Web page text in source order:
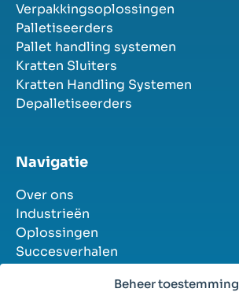
Beheer toestemming
Verpakkingsoplossingen
Palletiseerders
Pallet handling systemen
Kratten Sluiters
Kratten Handling Systemen
Depalletiseerders
Navigatie
Over ons
Industrieën
Oplossingen
Succesverhalen